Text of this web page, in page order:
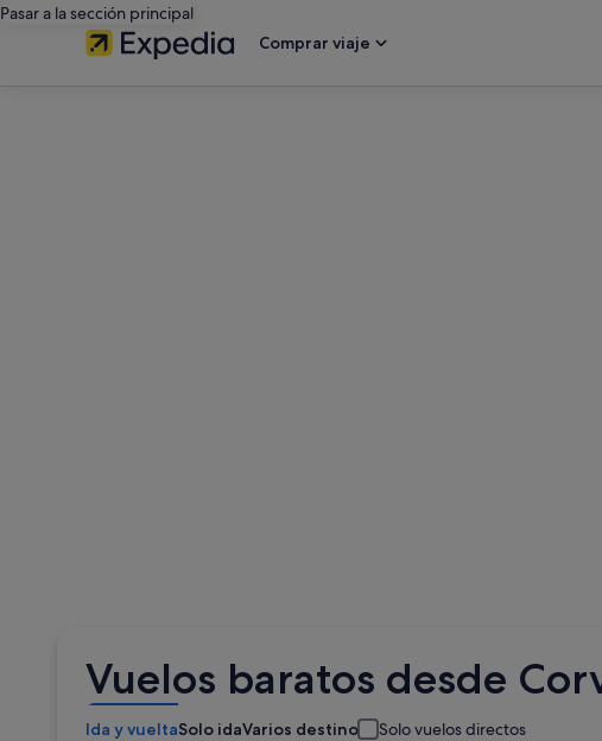
Pasar a la sección principal
Comprar viaje
Vuelos baratos desde
Ida y vueltaSolo idaVarios destinos Solo vuelos directos